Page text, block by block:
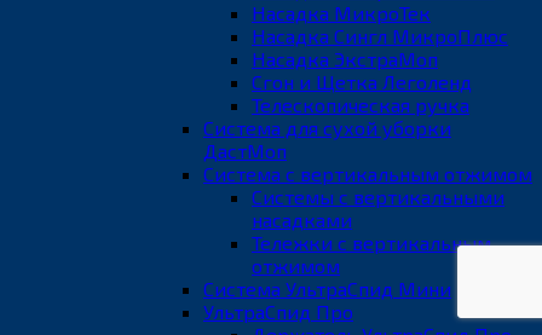
Насадка МикроТек
Насадка Сингл МикроПлюс
Насадка ЭкстраМоп
Сгон и Щетка Леголенд
Телескопическая ручка
Система для сухой уборки
ДастМоп
Система с вертикальным отжимом
Системы с вертикальными
насадками
Тележки с вертикальным
отжимом
Система УльтраСпид Мини
УльтраСпид Про